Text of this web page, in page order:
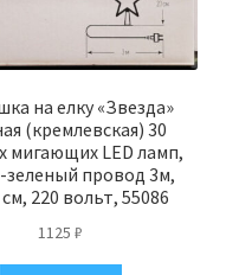
на елку «Звезда»
(кремлевская) 30
мигающих LED ламп,
зеленый провод 3м,
220 вольт, 55086
1125₽